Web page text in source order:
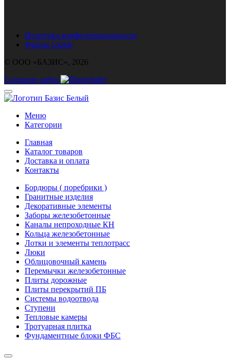
Политика конфиденциальности
Файлы cookie
© ООО «БАЗИС», 2026
Создание сайта
Меню
Категории
Главная
Каталог товаров
Доставка и оплата
Контакты
Бордюры ( поребрики )
Гранитные изделия
Декоративные элементы
Заборы железобетонные
Каналы непроходные КН
Кольца железобетонные
Лотки и элементы теплотрасс
Люки
Облицовочный камень
Перемычки железобетонные
Плиты дорожные
Плиты перекрытий ПБ
Системы водоотвода
Ступени
Тепловые камеры
Тротуарная плитка
Фундаментные блоки ФБС